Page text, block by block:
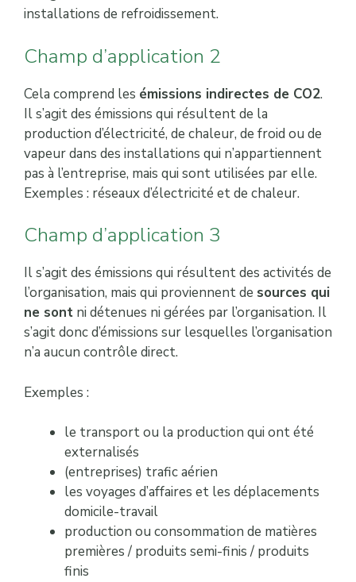
installations de refroidissement.
Champ d’application 2
Cela comprend les émissions indirectes de CO2.
Il s’agit des émissions qui résultent de la
production d’électricité, de chaleur, de froid ou de
vapeur dans des installations qui n’appartiennent
pas à l’entreprise, mais qui sont utilisées par elle.
Exemples : réseaux d’électricité et de chaleur.
Champ d’application 3
Il s’agit des émissions qui résultent des activités de
l’organisation, mais qui proviennent de sources qui
ne sont ni détenues ni gérées par l’organisation. Il
s’agit donc d’émissions sur lesquelles l’organisation
n’a aucun contrôle direct.
Exemples :
le transport ou la production qui ont été
externalisés
(entreprises) trafic aérien
les voyages d’affaires et les déplacements
domicile-travail
production ou consommation de matières
premières / produits semi-finis / produits
finis